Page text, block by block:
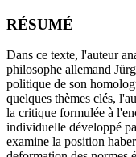
RÉSUMÉ
Dans ce texte, l'auteur
philosophe allemand
politique de son
quelques thèmes clés,
la critique formulée à
individuelle développé
examine la position